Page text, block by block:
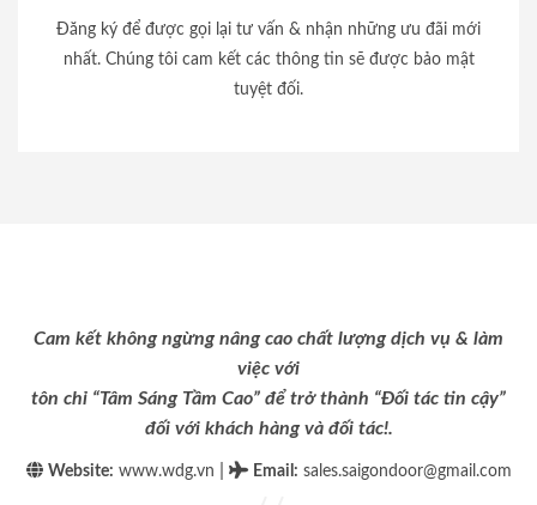
Đăng ký để được gọi lại tư vấn & nhận những ưu đãi mới
nhất. Chúng tôi cam kết các thông tin sẽ được bảo mật
tuyệt đối.
Cam kết không ngừng nâng cao chất lượng dịch vụ & làm
việc với
tôn chỉ “Tâm Sáng Tầm Cao” để trở thành “Đối tác tin cậy”
đối với khách hàng và đối tác!.
Website: www.wdg.vn Email : sales.saigondoor@gmail.com